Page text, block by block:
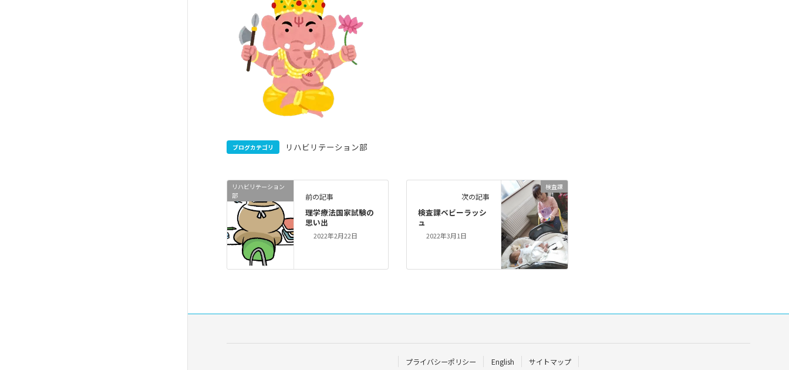
ブログカテゴリ リハビリテーション部
リハビリテーション
部
前の記事
理学療法国家試験の
思い出
2022年2月22日
検査課
次の記事
検査課ベビーラッシ
ュ
2022年3月1日
プライバシーポリシー English サイトマップ